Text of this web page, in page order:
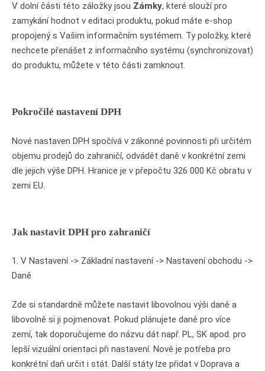
V dolní části této záložky jsou Zámky, které slouží pro
zamykání hodnot v editaci produktu, pokud máte e-shop
propojený s Vašim informačním systémem. Ty položky, které
nechcete přenášet z informačního systému (synchronizovat)
do produktu, můžete v této části zamknout.
Pokročilé nastavení DPH
Nové nastaven DPH spočívá v zákonné povinnosti při určitém
objemu prodejů do zahraničí, odvádět daně v konkrétní zemi
dle jejich výše DPH. Hranice je v přepočtu 326 000 Kč obratu v
zemi EU.
Jak nastavit DPH pro zahraničí
1. V Nastavení -> Základní nastavení -> Nastavení obchodu ->
Daně
Zde si standardně můžete nastavit libovolnou výši daně a
libovolně si ji pojmenovat. Pokud plánujete daně pro více
zemí, tak doporučujeme do názvu dát např. PL, SK apod. pro
lepší vizuální orientaci při nastavení. Nově je potřeba pro
konkrétní daň určit i stát. Další státy lze přidat v Doprava a